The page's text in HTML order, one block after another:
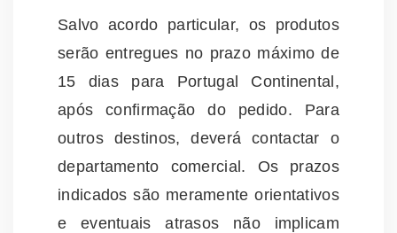
Salvo acordo particular, os produtos
serão entregues no prazo máximo de
15 dias para Portugal Continental,
após confirmação do pedido. Para
outros destinos, deverá contactar o
departamento comercial. Os prazos
indicados são meramente orientativos
e eventuais atrasos não implicam